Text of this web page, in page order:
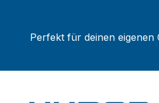
Perfekt für deinen eigenen